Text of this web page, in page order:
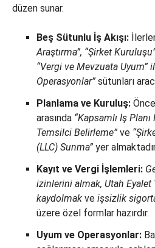
düzen sunar.
Beş Sütunlu İş Akışı:
Araştırma”, “Şirket
“Vergi ve Mevzuata Uyum”
Operasyonlar” sütunları
Planlama ve Kuruluş:
arasında “Kapsamlı İş Planı
Temsilci Belirleme” ve
(LLC) Sunma” yer
Kayıt ve Vergi İşlemleri:
izinlerini almak, Utah Eyalet
kaydolmak ve işsizlik
üzere özel formlar hazırdır.
Uyum ve Operasyonlar: